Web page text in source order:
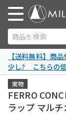
商品を検索
【送料無料】商
少し? こちらの
実物
FERRO
ラップ マル